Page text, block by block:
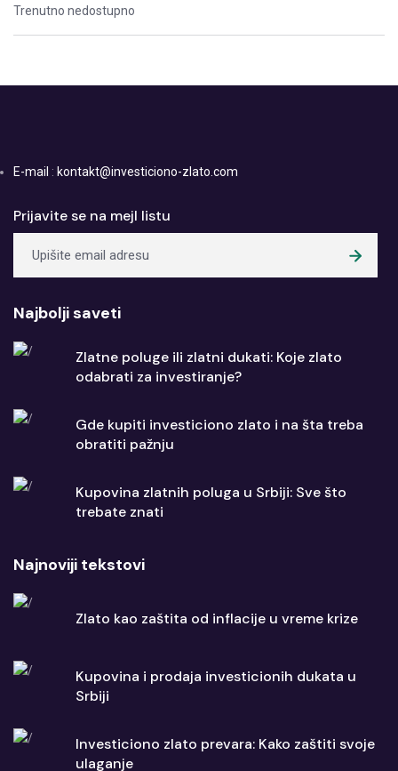
Trenutno nedostupno
E-mail : kontakt@investiciono-zlato.com
Prijavite se na mejl listu
Najbolji saveti
Zlatne poluge ili zlatni dukati: Koje zlato
odabrati za investiranje?
Gde kupiti investiciono zlato i na šta treba
obratiti pažnju
Kupovina zlatnih poluga u Srbiji: Sve što
trebate znati
Najnoviji tekstovi
Zlato kao zaštita od inflacije u vreme krize
Kupovina i prodaja investicionih dukata u
Srbiji
Investiciono zlato prevara: Kako zaštiti svoje
ulaganje